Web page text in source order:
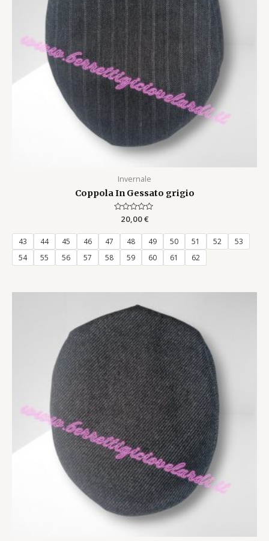
Invernale
Coppola In Gessato grigio
Rated
out
20,00€
43 44 45 46 47 48 49 50 51 52
53
54
55 56 57 58 59 60 61 62